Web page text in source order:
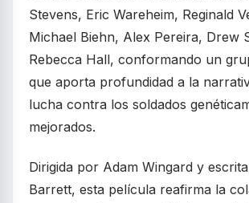
Stevens, Eric Wareheim, Reginald
Michael Biehn, Alex Pereira, Drew
Rebecca Hall, conformando un
que aporta profundidad a la
lucha contra los soldados
mejorados.
Dirigida por Adam Wingard y
Barrett, esta película reafirma la